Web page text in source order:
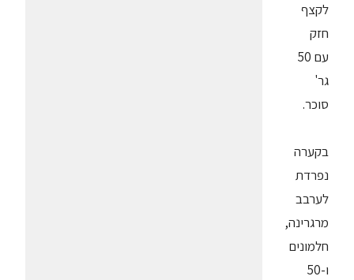
לקצף
חזק
עם 50
גר'
סוכר.
בקערה
נפרדת
לערבב
מרגרינה,
חלמונים
ו-50